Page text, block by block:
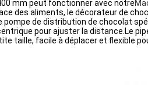
mm peut fonctionner avec notre
des aliments, le décorateur de
de distribution de chocolat
pour ajuster la distance.Le
taille, facile à déplacer et flexible